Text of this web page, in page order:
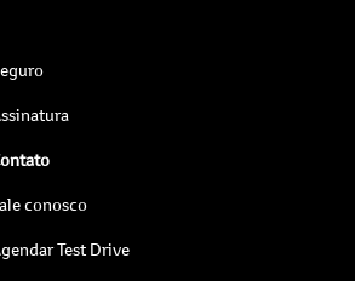
conosco
Test Drive